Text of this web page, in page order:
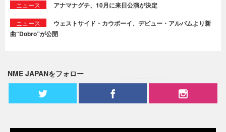
ニュース アナマナグチ、10月に来日公演が決定
ニュース
ウェストサイド・カウボーイ、デビュー・アルバムより新
曲“Dobro”が公開
NME JAPANをフォロー